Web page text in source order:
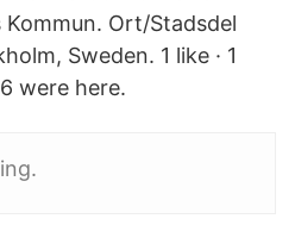
Ort/Stadsdel
Sweden. 1 like · 1
were here.